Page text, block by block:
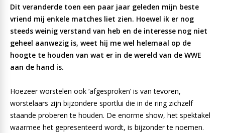
Dit veranderde toen een paar jaar geleden mijn beste
vriend mij enkele matches liet zien. Hoewel ik er nog
steeds weinig verstand van heb en de interesse nog niet
geheel aanwezig is, weet hij me wel helemaal op de
hoogte te houden van wat er in de wereld van de WWE
aan de hand is.
Hoezeer worstelen ook ‘afgesproken’ is van tevoren,
worstelaars zijn bijzondere sportlui die in de ring zichzelf
staande proberen te houden. De enorme show, het spektakel
waarmee het gepresenteerd wordt, is bijzonder te noemen.